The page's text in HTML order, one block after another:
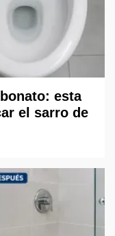
esta
el sarro de